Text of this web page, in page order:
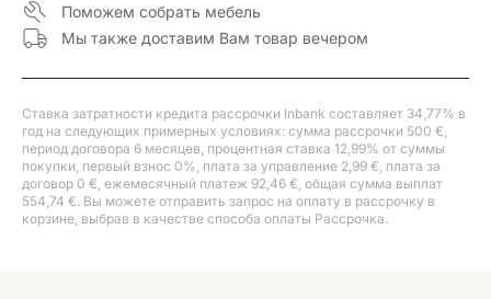
Поможем собрать мебель
Мы также доставим Вам товар вечером
Ставка затратности кредита рассрочки Inbank составляет 34,77% в
год на следующих примерных условиях: сумма рассрочки 500 €,
период договора 6 месяцев, процентная ставка 12,99% от суммы
покупки, первый взнос 0%, плата за управление 2,99 €, плата за
договор 0 €, ежемесячный платеж 92,46 €, общая сумма выплат
554,74 €. Вы можете отправить запрос на оплату в рассрочку в
корзине, выбрав в качестве способа оплаты Рассрочка.